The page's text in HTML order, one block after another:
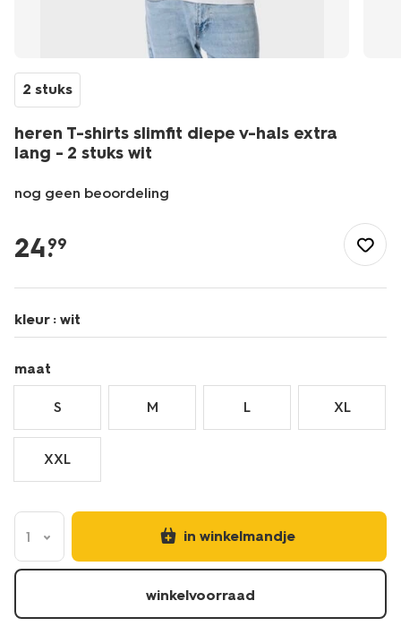
2 stuks
heren T-shirts slimfit diepe v-hals extra
lang - 2 stuks wit
nog geen beoordeling
t-
shirts-
diepe-
v-
hals-
lang-
-
wit-
34290670WHITE.html
24.
99
kleur : wit
maat
S M L XL
XXL
1 in winkelmandje
winkelvoorraad